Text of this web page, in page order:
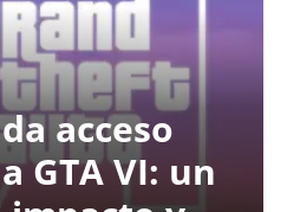
acceso
GTA VI: un